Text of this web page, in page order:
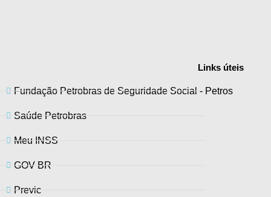
Links úteis
Fundação Petrobras de Seguridade Social - Petros
Saúde Petrobras
Meu INSS
GOV BR
Previc